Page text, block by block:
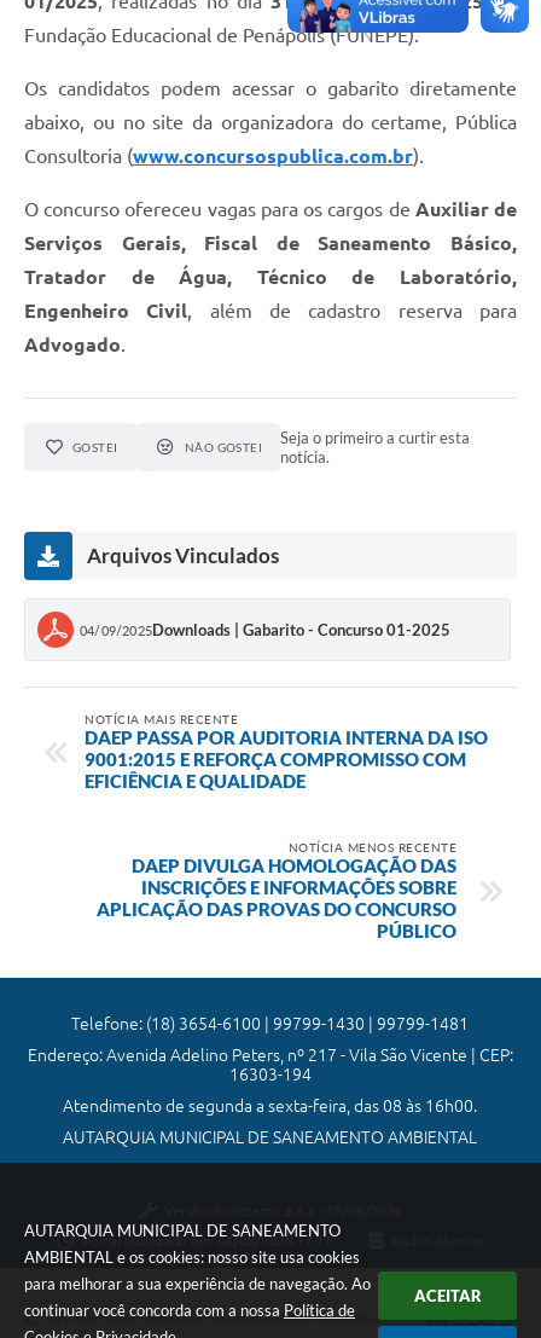
AUTARQUIA MUNICIPAL DE SANEAMENTO
AMBIENTAL e os cookies: nosso site usa cookies
para melhorar a sua experiência de navegação. Ao
continuar você concorda com a nossa Política de
ACEITAR
Editais
Serviços Online
Telefones Úteis
Enquete
Jornal
Diário Oficial
Fundação Educacional de Penápolis (FUNEPE).
Os candidatos podem acessar o gabarito diretamente
abaixo, ou no site da organizadora do certame, Pública
Consultoria (www.concursospublica.com.br).
O concurso ofereceu vagas para os cargos de Auxiliar de
Serviços Gerais, Fiscal de Saneamento Básico,
Tratador de Água, Técnico de Laboratório,
Engenheiro Civil, além de cadastro reserva para
Advogado.
GOSTEI NÃO GOSTEI
Seja o primeiro a curtir esta
notícia.
Arquivos Vinculados
04/09/2025Downloads | Gabarito - Concurso 01-2025
NOTÍCIA MAIS RECENTE
DAEP PASSA POR AUDITORIA INTERNA DA ISO
9001:2015 E REFORÇA COMPROMISSO COM
EFICIÊNCIA E QUALIDADE
NOTÍCIA MENOS RECENTE
DAEP DIVULGA HOMOLOGAÇÃO DAS
INSCRIÇÕES E INFORMAÇÕES SOBRE
APLICAÇÃO DAS PROVAS DO CONCURSO
PÚBLICO
Telefone: (18) 3654-6100 | 99799-1430 | 99799-1481
Endereço: Avenida Adelino Peters, nº 217 - Vila São Vicente | CEP:
16303-194
Atendimento de segunda a sexta-feira, das 08 às 16h00.
AUTARQUIA MUNICIPAL DE SANEAMENTO AMBIENTAL
Portal atualizado em: 04/08/2026 17:11
Copyright Instar - 2006-2026. Todos os direitos reservados -